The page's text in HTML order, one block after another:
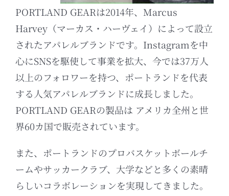
PORTLAND GEARは2014年、Marcus
Harvey（マーカス・ハーヴェイ）によって設立
されたアパレルブランドです。Instagramを中
心にSNSを駆使して事業を拡大、今では37万人
以上のフォロワーを持つ、ポートランドを代表
する人気アパレルブランドに成長しました。
PORTLAND GEARの製品は アメリカ全州と世
界60カ国で販売されています。
また、ポートランドのプロバスケットボールチ
ームやサッカークラブ、大学などと多くの素晴
らしいコラボレーションを実現してきました。